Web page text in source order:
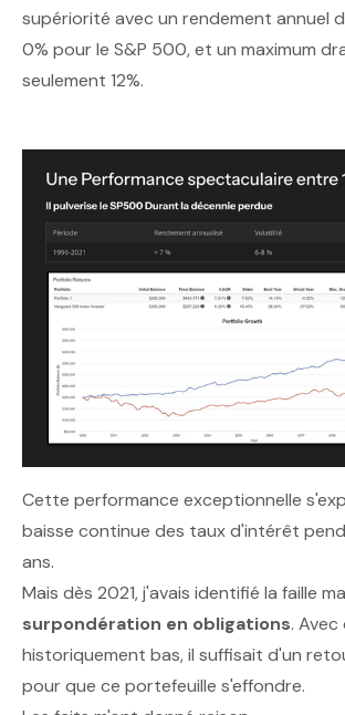
supériorité avec un rendement annuel
0% pour le S&P 500, et un maximum
seulement 12%.
Cette performance exceptionnelle
baisse continue des taux d'intérêt
ans.
Mais dès 2021, j'avais identifié la faille
surpondération en obligations.
historiquement bas, il suffisait d'un
pour que ce portefeuille s'effondre.